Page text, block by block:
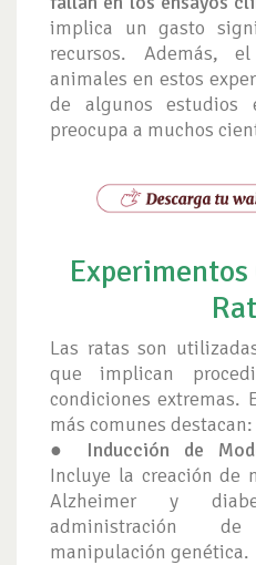
implica un gasto
recursos. Además,
animales en estos
de algunos estudios
preocupa a muchos
Experimentos
Las ratas son
que implican
condiciones extremas.
más comunes destacan:
● Inducción de
Incluye la creación de
Alzheimer y
administración
manipulación genética.